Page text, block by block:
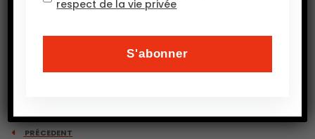
PRÉCEDENT
respect de la vie privée